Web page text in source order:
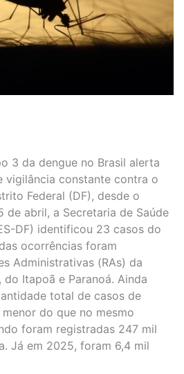
3 da dengue no Brasil alerta
vigilância constante contra o
Federal (DF), desde o
de abril, a Secretaria de Saúde
DF) identificou 23 casos do
ocorrências foram
Administrativas (RAs) da
do Itapoã e Paranoá. Ainda
total de casos de
do que no mesmo
foram registradas 247 mil
Já em 2025, foram 6,4 mil